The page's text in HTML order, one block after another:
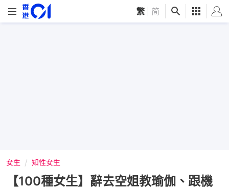
繁 简
女生 知性女生
【100種女生】辭去空姐教瑜伽、跟機